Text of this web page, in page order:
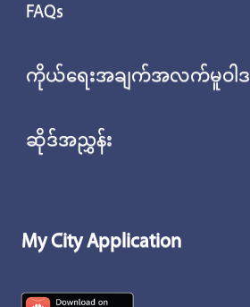
FAQs
ကိုယ်ရေးအချက်အလက်မူဝါဒ
ဆိုဒ်အညွှန်း
My City Application